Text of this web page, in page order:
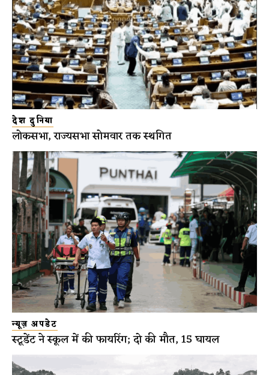
देश दुनिया
लोकसभा, राज्यसभा सोमवार तक स्थगित
न्यूज़ अपडेट
स्टूडेंट ने स्कूल में की फायरिंग; दो की मौत, 15 घायल